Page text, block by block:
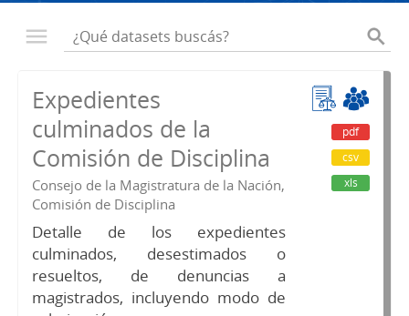
Expedientes
culminados de la
Comisión de Disciplina
Consejo de la Magistratura de la Nación,
Comisión de Disciplina
Detalle de los expedientes
culminados, desestimados o
resueltos, de denuncias a
magistrados, incluyendo modo de
pdf
csv
xls